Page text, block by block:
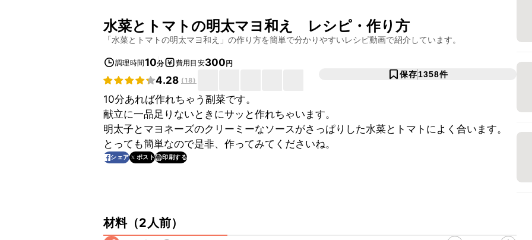
水菜とトマトの明太マヨ和え レシピ・作り方
「水菜とトマトの明太マヨ和え 」の作り方を簡単で分かりやすいレシピ動画で紹介しています。
調理時間10分 費用目安300円
4.28 (18)
保存1358件
10分あれば作れちゃう副菜です。
献立に一品足りないときにサッと作れちゃいます。
明太子とマヨネーズのクリーミーなソースがさっぱりした水菜とトマトによく合います。
とっても簡単なので是非、作ってみてくださいね。
シェア ポスト 印刷する
材料（2人前）